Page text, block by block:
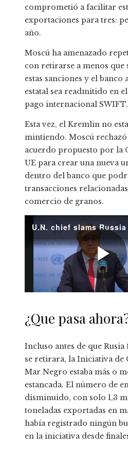
comprometió a facilitar
exportaciones para tres:
año.
Moscú ha amenazado
con retirarse a menos que
estas sanciones y el banco
estatal sea readmitido en
pago internacional SWIFT.
Esta vez, el Kremlin no
mintiendo. Moscú
acuerdo propuesto por la
UE para crear una nueva
dentro del banco que
transacciones
comercio de granos.
¿Que pasa
Incluso antes de que Rusia
se retirara, la Iniciativa de
Mar Negro estaba más o
estancada. El número de
disminuido, con solo 1,3
toneladas exportadas en
había registrado ningún
en la iniciativa desde